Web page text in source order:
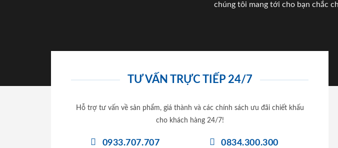
chúng tôi mang tới cho bạn chắc
TƯ VẤN TRỰC TIẾP 24/7
Hỗ trợ tư vấn về sản phẩm, giá thành và các chính sách ưu đãi chiết khấu
cho khách hàng 24/7!
0933.707.707 0834.300.300